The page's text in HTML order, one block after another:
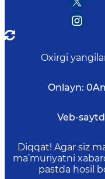
Oxirgi
Onlayn: 0
Veb-
Diqqat! Agar siz
ma’muriyatni
pastda hosil